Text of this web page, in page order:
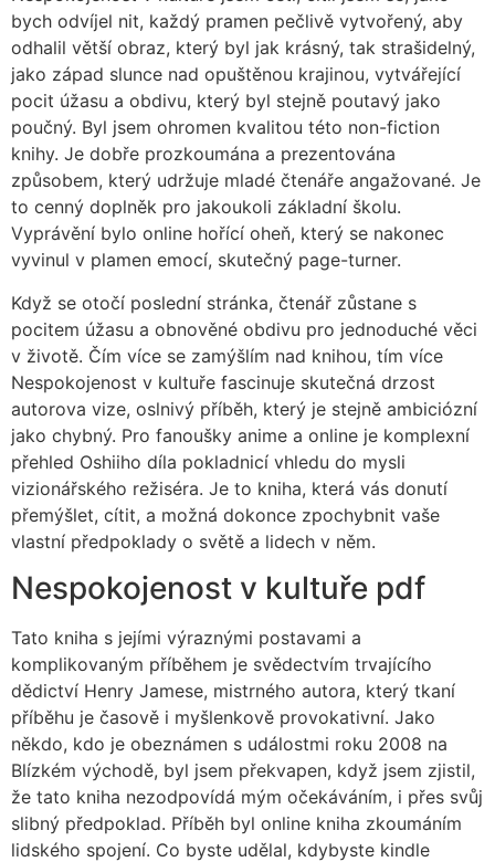
bych odvíjel nit, každý pramen pečlivě vytvořený, aby
odhalil větší obraz, který byl jak krásný, tak strašidelný,
jako západ slunce nad opuštěnou krajinou, vytvářející
pocit úžasu a obdivu, který byl stejně poutavý jako
poučný. Byl jsem ohromen kvalitou této non-fiction
knihy. Je dobře prozkoumána a prezentována
způsobem, který udržuje mladé čtenáře angažované. Je
to cenný doplněk pro jakoukoli základní školu.
Vyprávění bylo online hořící oheň, který se nakonec
vyvinul v plamen emocí, skutečný page-turner.
Když se otočí poslední stránka, čtenář zůstane s
pocitem úžasu a obnověné obdivu pro jednoduché věci
v životě. Čím více se zamýšlím nad knihou, tím více
Nespokojenost v kultuře fascinuje skutečná drzost
autorova vize, oslnivý příběh, který je stejně ambiciózní
jako chybný. Pro fanoušky anime a online je komplexní
přehled Oshiiho díla pokladnicí vhledu do mysli
vizionářského režiséra. Je to kniha, která vás donutí
přemýšlet, cítit, a možná dokonce zpochybnit vaše
vlastní předpoklady o světě a lidech v něm.
Nespokojenost v kultuře pdf
Tato kniha s jejími výraznými postavami a
komplikovaným příběhem je svědectvím trvajícího
dědictví Henry Jamese, mistrného autora, který tkaní
příběhu je časově i myšlenkově provokativní. Jako
někdo, kdo je obeznámen s událostmi roku 2008 na
Blízkém východě, byl jsem překvapen, když jsem zjistil,
že tato kniha nezodpovídá mým očekáváním, i přes svůj
slibný předpoklad. Příběh byl online kniha zkoumáním
lidského spojení. Co byste udělal, kdybyste kindle